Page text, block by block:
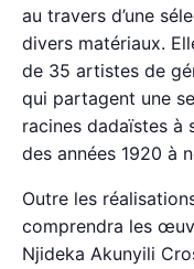
au travers d’une
divers matériaux.
de 35 artistes de
qui partagent une
racines dadaïstes à
des années 1920 à
Outre les
comprendra les
Njideka Akunyili